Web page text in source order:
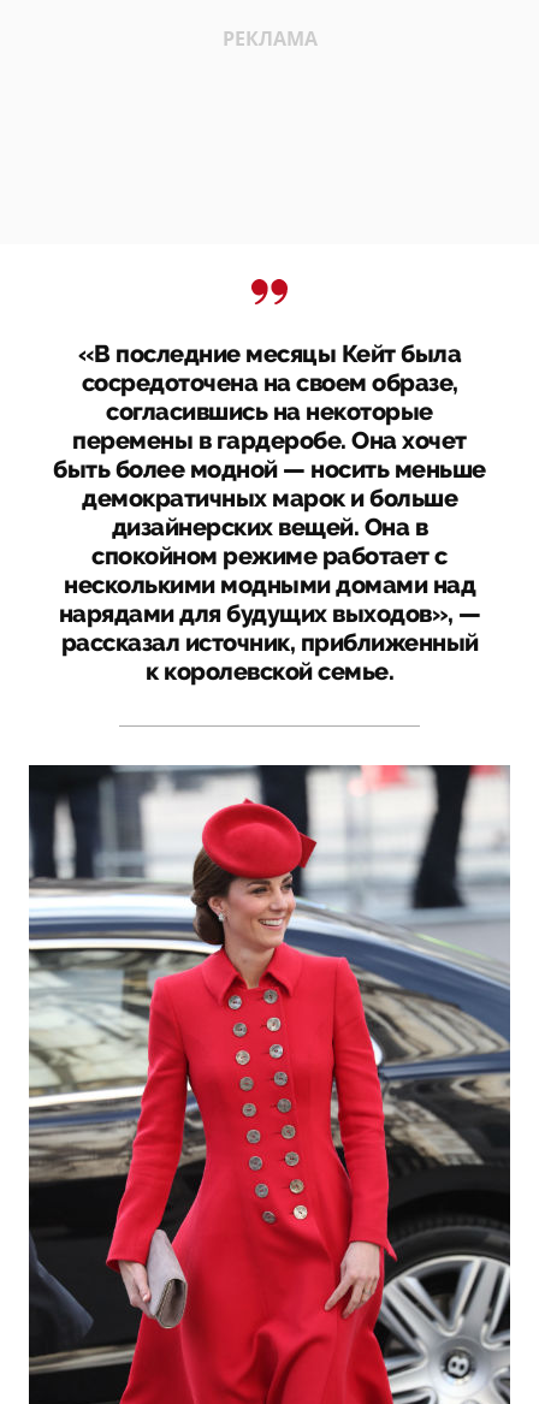
«В последние месяцы Кейт была
сосредоточена на своем образе,
согласившись на некоторые
перемены в гардеробе. Она хочет
быть более модной — носить меньше
демократичных марок и больше
дизайнерских вещей. Она в
спокойном режиме работает с
несколькими модными домами над
нарядами для будущих выходов», —
рассказал источник, приближенный
к королевской семье.